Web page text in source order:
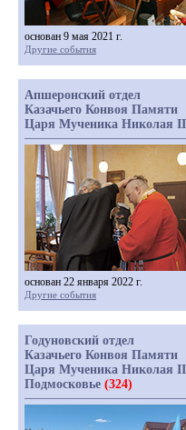
основан 9 мая 2021 г.
Другие события
Апшеронский отдел
Казачьего Конвоя Памяти
Царя Мученика Николая II
основан 22 января 2022 г.
Другие события
Годуновский отдел
Казачьего Конвоя Памяти
Царя Мученика Николая
Подмосковье (324)